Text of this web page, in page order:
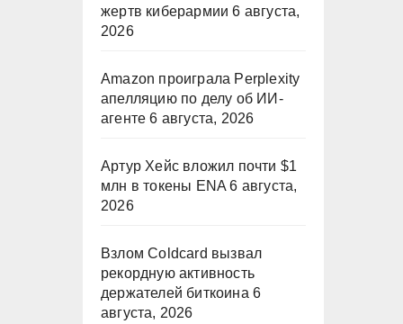
жертв киберармии 6 августа,
2026
Amazon проиграла Perplexity
апелляцию по делу об ИИ-
агенте 6 августа, 2026
Артур Хейс вложил почти $1
млн в токены ENA 6 августа,
2026
Взлом Coldcard вызвал
рекордную активность
держателей биткоина 6
августа, 2026